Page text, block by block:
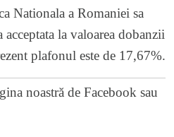
Nationala a Romaniei sa
la valoarea dobanzii
plafonul este de 17,67%.
noastră de Facebook sau